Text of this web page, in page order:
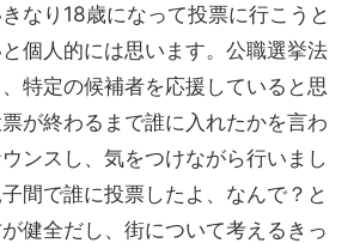
なり18歳になって投票に行こうと
個人的には思います。公職選挙法
特定の候補者を応援していると思
が終わるまで誰に入れたかを言わ
ンスし、気をつけながら行いまし
間で誰に投票したよ、なんで？と
健全だし、街について考えるきっ